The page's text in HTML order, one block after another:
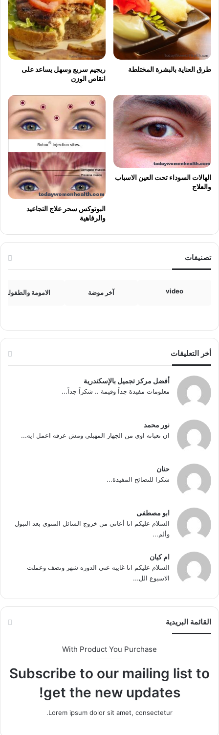
طرق العناية بالبشرة المختلطة
ريجيم سريع وسهل يساعد على
انقاص الوزن
الهالات السوداء تحت العين الاسباب
والعلاج
البوتوكس سحر علاج التجاعيد
والرفاهية
تصنيفات
video آخر موضة الامومة والطفولة
أخر التعليقات
أفضل مركز تجميل بالإسكندرية
معلومات مفيدة جداً وقيمة .. شكراً جداً...
نور محمد
ان تعبانه اوى من الجهاز المهبلى ومش عرفه اعمل ايه...
حنان
شكرا للنصائح المفيدة...
ابو مصطفى
السلام عليكم انا أعاني من خروج السائل المنوي بعد التبول
وألم...
ام كيان
السلام عليكم انا غايبه عني الدوره شهر ونصف وعملت
الاسبوع الل...
القائمة البريدية
With Product You Purchase
Subscribe to our mailing list to
get the new updates!
Lorem ipsum dolor sit amet, consectetur.